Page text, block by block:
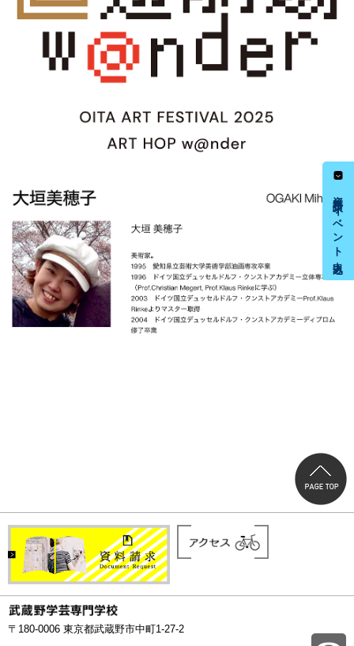
資料請求・イベント申込み
〒180-0006 東京都武蔵野市中町1-27-2